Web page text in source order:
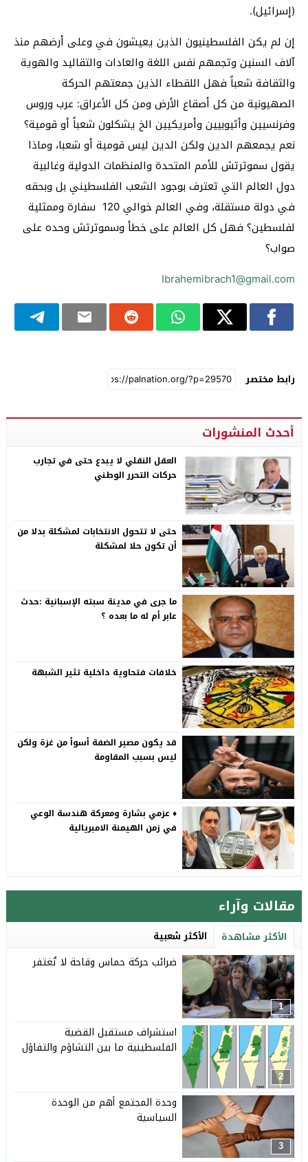
(إسرائيل).
إن لم يكن الفلسطينيون الذين يعيشون في وعلى أرضهم منذ
آلاف السنين وتجمهم نفس اللغة والعادات والتقاليد والهوية
والثقافة شعباً فهل اللقطاء الذين جمعتهم الحركة
الصهيونية من كل أصقاع الأرض ومن كل الأعراق: عرب وروس
وفرنسيين وأثيوبيين وأمريكيين الخ يشكلون شعباً أو قومية؟
نعم يجمعهم الدين ولكن الدين ليس قومية أو شعبا، وماذا
يقول سموترتش للأمم المتحدة والمنظمات الدولية وغالبية
دول العالم التي تعترف بوجود الشعب الفلسطيني بل وبحقه
في دولة مستقلة، وفي العالم خوالي 120 سفارة وممثلية
لفلسطين؟ فهل كل العالم على خطأ وسموترتش وحده على
صواب؟
Ibrahemibrach1@gmail.com
رابط مختصر
أحدث المنشورات
العقل النقلي لا يبدع حتى في تجارب
حركات التحرر الوطني
حتى لا تتحول الانتخابات لمشكلة بدلا من
أن تكون حلا لمشكلة
ما جرى في مدينة سبته الإسبانية :حدث
عابر أم له ما بعده ؟
خلافات فتحاوية داخلية تثير الشبهة
قد يكون مصير الضفة أسوأ من غزة ولكن
ليس بسبب المقاومة
♦️ عزمي بشارة ومعركة هندسة الوعي
في زمن الهيمنة الامبريالية
مقالات وآراء
الأكثر مشاهدة الأكثر شعبية
1
ضرائب حركة حماس وقاحة لا تُغتفر
2
استشراف مستقبل القضية
الفلسطينية ما بين التشاؤم والتفاؤل
3
وحدة المجتمع أهم من الوحدة
السياسية